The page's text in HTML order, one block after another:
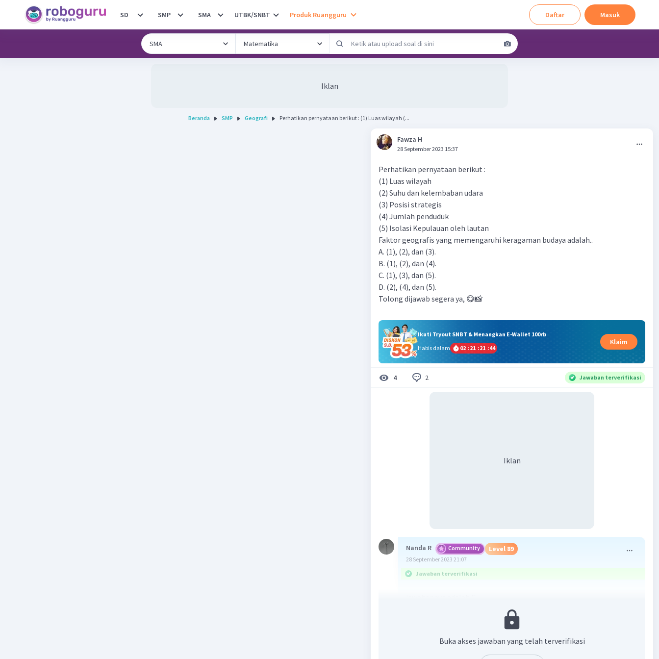
SD SMP SMA UTBK/SNBT Produk Ruangguru Daftar Masuk
Iklan
Beranda SMP Geografi Perhatikan pernyataan berikut : (1) Luas wilayah (...
Fawza H
28 September 2023 15:37
Perhatikan pernyataan berikut :
(1) Luas wilayah
(2) Suhu dan kelembaban udara
(3) Posisi strategis
(4) Jumlah penduduk
(5) Isolasi Kepulauan oleh lautan
Faktor geografis yang memengaruhi keragaman budaya adalah..
A. (1), (2), dan (3).
B. (1), (2), dan (4).
C. (1), (3), dan (5).
D. (2), (4), dan (5).
Tolong dijawab segera ya, 😋📸
Ikuti Tryout SNBT & Menangkan E-Wallet 100rb
Habis dalam
02 :21 :21 :43
Klaim
4 2 Jawaban terverifikasi
Iklan
Nanda R Community Level 89
28 September 2023 21:07
Jawaban terverifikasi
Luas wilayah mempengaruhi keragaman budaya karena:
Masyarakat yang tersebar cenderung mengelompok sesuai
dengan lokasi mereka. Masing-masing kelompok memiliki
Buka akses jawaban yang telah terverifikasi